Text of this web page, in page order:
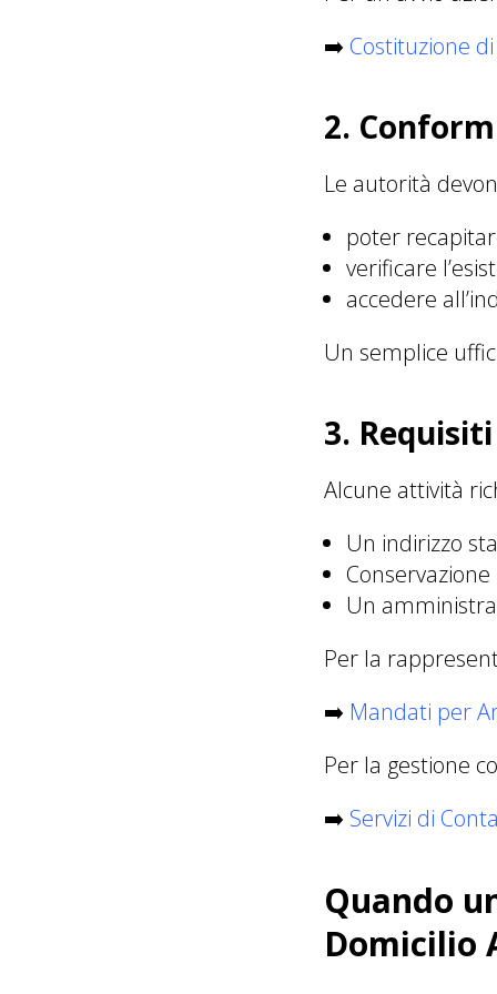
➡️ Costituzione
2.
Le autorità
poter
verificare
accedere
Un semplice
3.
Alcune attività
Un indirizzo
Un
Per la
➡️ Mandati per
Per la gestione
➡️ Servizi di
Quando
Domicilio